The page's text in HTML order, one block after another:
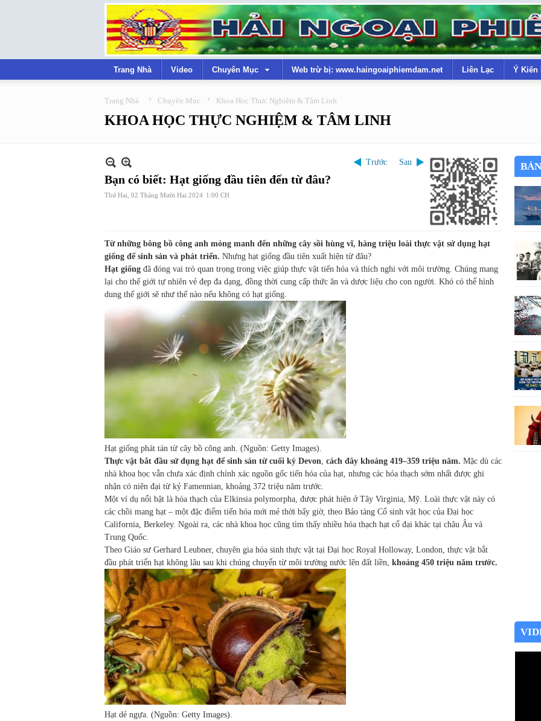
Trang Nhà Video Chuyên Mục Web trừ bị: www.haingoaiphiemdam.net Liên Lạc Ý Kiến
Trang Nhà › Chuyên Mục › Khoa Học Thực Nghiệm & Tâm Linh
KHOA HỌC THỰC NGHIỆM & TÂM LINH
Trước Sau
Bạn có biết: Hạt giống đầu tiên đến từ đâu?
Thứ Hai, 02 Tháng Mười Hai 2024 1:00 CH
Từ những bông bồ công anh mỏng manh đến những cây sồi hùng vĩ, hàng triệu loài thực vật sử dụng hạt
giống để sinh sản và phát triển. Nhưng hạt giống đầu tiên xuất hiện từ đâu?
Hạt giống đã đóng vai trò quan trọng trong việc giúp thực vật tiến hóa và thích nghi với môi trường. Chúng mang
lại cho thế giới tự nhiên vẻ đẹp đa dạng, đồng thời cung cấp thức ăn và dược liệu cho con người. Khó có thể hình
dung thế giới sẽ như thế nào nếu không có hạt giống.
Hạt giống phát tán từ cây bồ công anh. (Nguồn: Getty Images).
Thực vật bắt đầu sử dụng hạt để sinh sản từ cuối kỷ Devon, cách đây khoảng 419–359 triệu năm. Mặc dù các
nhà khoa học vẫn chưa xác định chính xác nguồn gốc tiến hóa của hạt, nhưng các hóa thạch sớm nhất được ghi
nhận có niên đại từ kỷ Famennian, khoảng 372 triệu năm trước.
Một ví dụ nổi bật là hóa thạch của Elkinsia polymorpha, được phát hiện ở Tây Virginia, Mỹ. Loài thực vật này có
các chồi mang hạt – một đặc điểm tiến hóa mới mẻ thời bấy giờ, theo Bảo tàng Cổ sinh vật học của Đại học
California, Berkeley. Ngoài ra, các nhà khoa học cũng tìm thấy nhiều hóa thạch hạt cổ đại khác tại châu Âu và
Trung Quốc.
Theo Giáo sư Gerhard Leubner, chuyên gia hóa sinh thực vật tại Đại học Royal Holloway, London, thực vật bắt
đầu phát triển hạt không lâu sau khi chúng chuyển từ môi trường nước lên đất liền, khoảng 450 triệu năm trước.
Hạt dẻ ngựa. (Nguồn: Getty Images).